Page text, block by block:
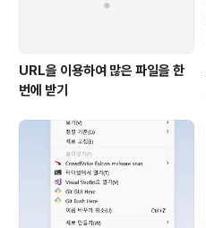
URL을 이용하여 많은 파일을 한
번에 받기